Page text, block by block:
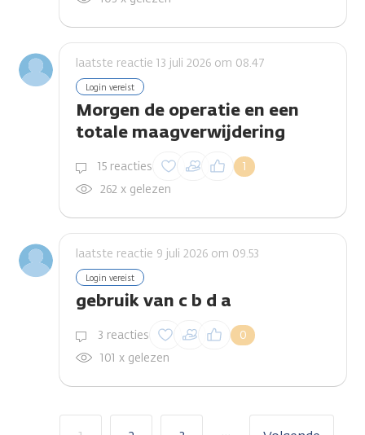
laatste reactie 13 juli 2026 om 08.47
Login vereist
Morgen de operatie en een
totale maagverwijdering
15 reacties 1
Inloggen om een
reactie te plaatsen
262 x gelezen
laatste reactie 9 juli 2026 om 09.53
Login vereist
gebruik van c b d a
3 reacties 0
Inloggen om een
reactie te plaatsen
101 x gelezen
…